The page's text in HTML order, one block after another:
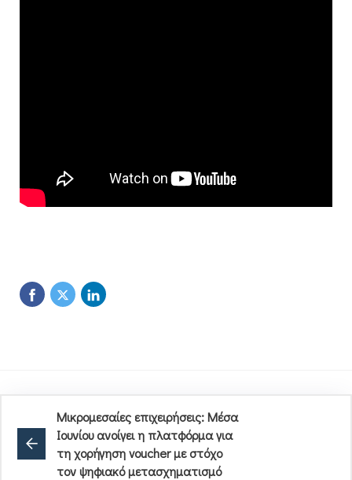
Μικρομεσαίες επιχειρήσεις: Μέσα
Ιουνίου ανοίγει η πλατφόρμα για
τη χορήγηση voucher με στόχο
τον ψηφιακό μετασχηματισμό